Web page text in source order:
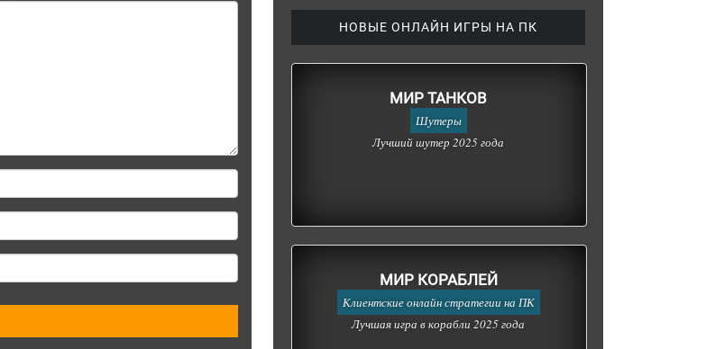
НОВЫЕ ОНЛАЙН ИГРЫ НА ПК
МИР ТАНКОВ
Шутеры
Лучший шутер 2025 года
МИР КОРАБЛЕЙ
Клиентские онлайн стратегии на ПК
Лучшая игра в корабли 2025 года